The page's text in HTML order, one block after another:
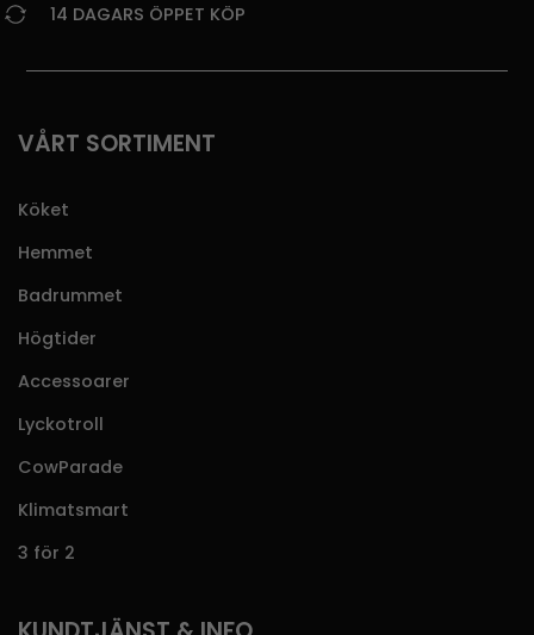
14 DAGARS ÖPPET KÖP
VÅRT SORTIMENT
Köket
Hemmet
Badrummet
Högtider
Accessoarer
Lyckotroll
CowParade
Klimatsmart
3 för 2